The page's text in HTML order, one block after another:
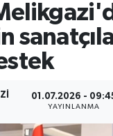
01.07.2026 -
YAYINLANMA